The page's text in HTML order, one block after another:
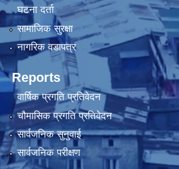
घटना दर्ता
सामाजिक सुरक्षा
नागरिक वडापत्र
Reports
वार्षिक प्रगति प्रतिवेदन
चौमासिक प्रगति प्रतिवेदन
सार्वजनिक सुनुवाई
सार्वजनिक परीक्षण